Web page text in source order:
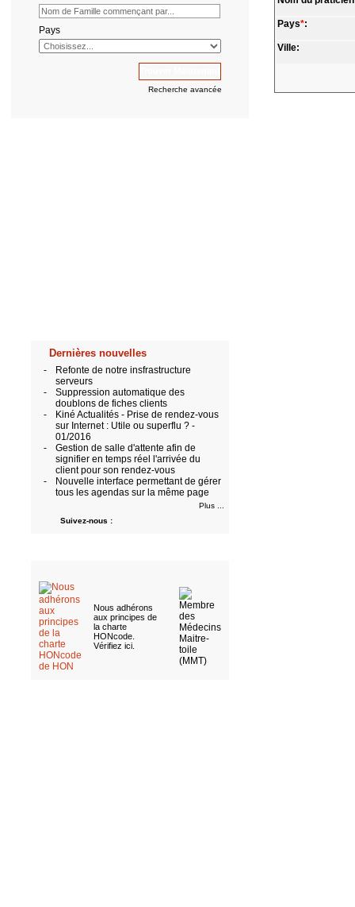
Pays
Recherche avancée
Dernières nouvelles
-
Refonte de notre insfrastructure
serveurs
-
Suppression automatique des
doublons de fiches clients
-
Kiné Actualités - Prise de rendez-vous
sur Internet : Utile ou superflu ? -
01/2016
-
Gestion de salle d'attente afin de
signifier en temps réel l'arrivée du
client pour son rendez-vous
-
Nouvelle interface permettant de gérer
tous les agendas sur la même page
Plus ...
Suivez-nous :
Nous adhérons
aux principes de
la charte
HONcode.
Vérifiez ici.
Pays*:
Ville: